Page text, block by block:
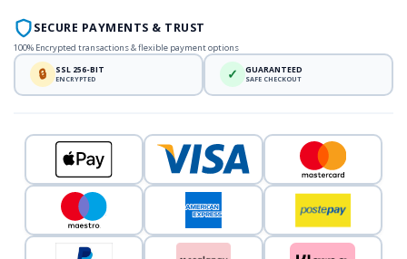
SECURE PAYMENTS & TRUST
100% Encrypted transactions & flexible payment options
🔒 SSL 256-BIT
ENCRYPTED ✓ GUARANTEED
SAFE CHECKOUT